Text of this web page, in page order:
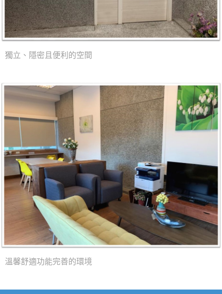
獨立、隱密且便利的空間
溫馨舒適功能完善的環境